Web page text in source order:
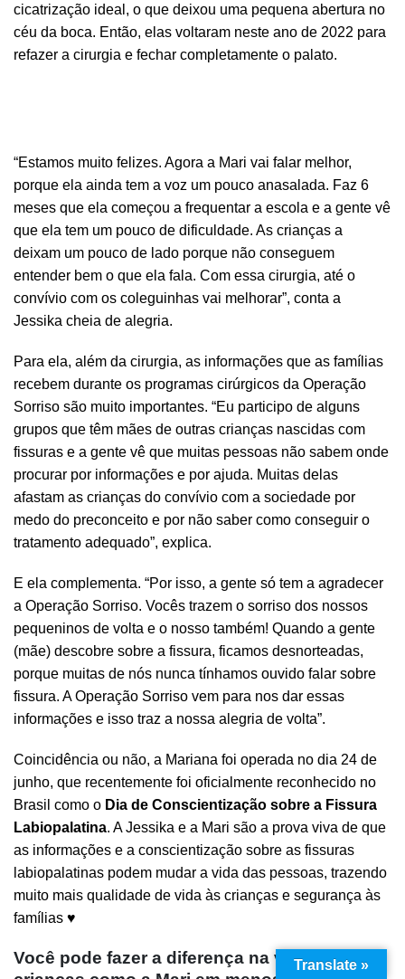
cicatrização ideal, o que deixou uma pequena abertura no
céu da boca. Então, elas voltaram neste ano de 2022 para
refazer a cirurgia e fechar completamente o palato.
“Estamos muito felizes. Agora a Mari vai falar melhor,
porque ela ainda tem a voz um pouco anasalada. Faz 6
meses que ela começou a frequentar a escola e a gente vê
que ela tem um pouco de dificuldade. As crianças a
deixam um pouco de lado porque não conseguem
entender bem o que ela fala. Com essa cirurgia, até o
convívio com os coleguinhas vai melhorar”, conta a
Jessika cheia de alegria.
Para ela, além da cirurgia, as informações que as famílias
recebem durante os programas cirúrgicos da Operação
Sorriso são muito importantes. “Eu participo de alguns
grupos que têm mães de outras crianças nascidas com
fissuras e a gente vê que muitas pessoas não sabem onde
procurar por informações e por ajuda. Muitas delas
afastam as crianças do convívio com a sociedade por
medo do preconceito e por não saber como conseguir o
tratamento adequado”, explica.
E ela complementa. “Por isso, a gente só tem a agradecer
a Operação Sorriso. Vocês trazem o sorriso dos nossos
pequeninos de volta e o nosso também! Quando a gente
(mãe) descobre sobre a fissura, ficamos desnorteadas,
porque muitas de nós nunca tínhamos ouvido falar sobre
fissura. A Operação Sorriso vem para nos dar essas
informações e isso traz a nossa alegria de volta”.
Coincidência ou não, a Mariana foi operada no dia 24 de
junho, que recentemente foi oficialmente reconhecido no
Brasil como o Dia de Conscientização sobre a Fissura
Labiopalatina. A Jessika e a Mari são a prova viva de que
as informações e a conscientização sobre as fissuras
labiopalatinas podem mudar a vida das pessoas, trazendo
muito mais qualidade de vida às crianças e segurança às
famílias ♥️
Você pode fazer a diferença na vida de
Translate »